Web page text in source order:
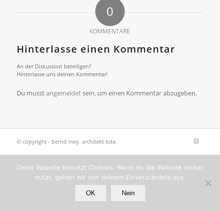
0
KOMMENTARE
Hinterlasse einen Kommentar
An der Diskussion beteiligen?
Hinterlasse uns deinen Kommentar!
Du musstangemeldetsein, um einen Kommentar abzugeben.
© copyright - bernd mey. architekt bda.
Diese Website benutzt Cookies. Wenn du die Website weiter
nutzt, gehen wir von deinem Einverständnis aus.
OK Nein